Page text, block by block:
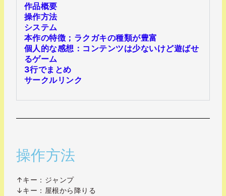
作品概要
操作方法
システム
本作の特徴；ラクガキの種類が豊富
個人的な感想：コンテンツは少ないけど遊ばせ
るゲーム
3行でまとめ
サークルリンク
操作方法
↑キー：ジャンプ
↓キー：屋根から降りる